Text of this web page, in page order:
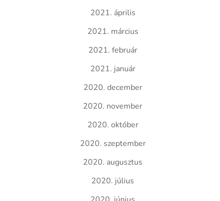
2021. április
2021. március
2021. február
2021. január
2020. december
2020. november
2020. október
2020. szeptember
2020. augusztus
2020. július